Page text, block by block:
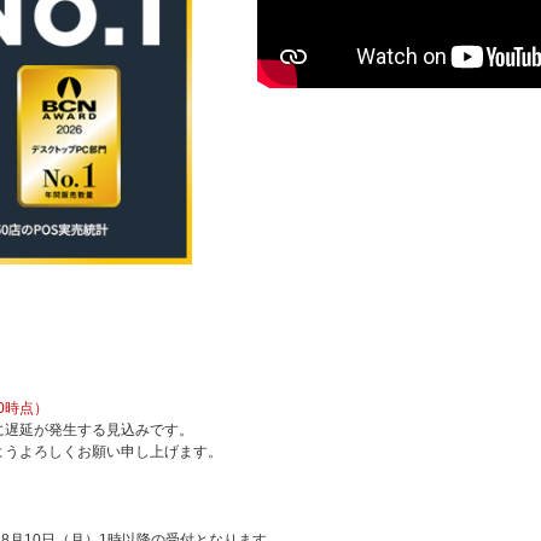
点）
延が発生する見込みです。
よろしくお願い申し上げます。